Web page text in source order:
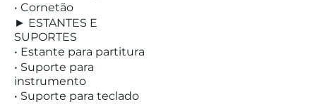
• Cornetão
► ESTANTES E
SUPORTES
• Estante para partitura
• Suporte para
instrumento
• Suporte para teclado